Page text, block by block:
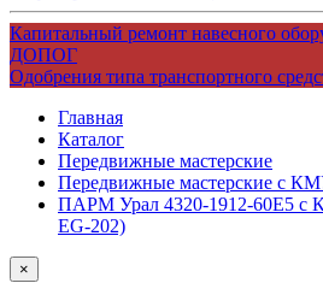
Капитальный ремонт навесного
ДОПОГ
Одобрения типа транспортного
Главная
Каталог
Передвижные мастерские
Передвижные мастерские с
ПАРМ Урал 4320-1912-60Е5 с
EG-202)
×